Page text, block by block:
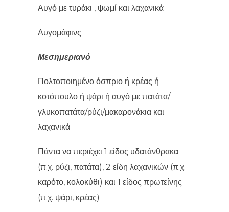
Αυγό με τυράκι , ψωμί και λαχανικά
Αυγομάφινς
Μεσημεριανό
Πολτοποιημένο όσπριο ή κρέας ή
κοτόπουλο ή ψάρι ή αυγό με πατάτα/
γλυκοπατάτα/ρύζι/μακαρονάκια και
λαχανικά
Πάντα να περιέχει 1 είδος υδατάνθρακα
(π.χ. ρύζι, πατάτα), 2 είδη λαχανικών (π.χ.
καρότο, κολοκύθι) και 1 είδος πρωτείνης
(π.χ. ψάρι, κρέας)